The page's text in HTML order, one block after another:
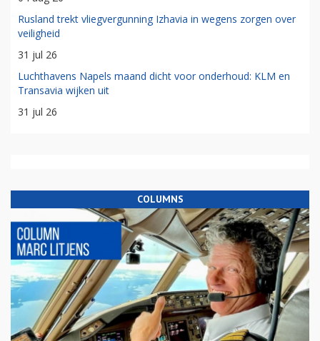
Rusland trekt vliegvergunning Izhavia in wegens zorgen over
veiligheid
31 jul 26
Luchthavens Napels maand dicht voor onderhoud: KLM en
Transavia wijken uit
31 jul 26
COLUMNS